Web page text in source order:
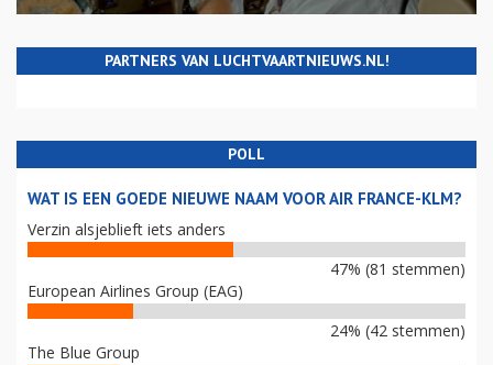
PARTNERS VAN LUCHTVAARTNIEUWS.NL!
POLL
WAT IS EEN GOEDE NIEUWE NAAM VOOR AIR FRANCE-KLM?
Verzin alsjeblieft iets anders
47% (81 stemmen)
European Airlines Group (EAG)
24% (42 stemmen)
The Blue Group